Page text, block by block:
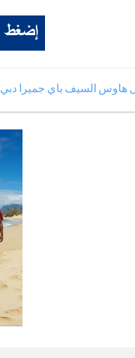
هاوس السيف باي جميرا دبي